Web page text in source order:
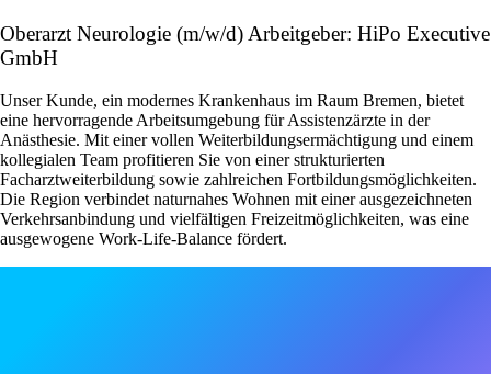
Oberarzt Neurologie (m/w/d) Arbeitgeber: HiPo Executive
GmbH
Unser Kunde, ein modernes Krankenhaus im Raum Bremen, bietet
eine hervorragende Arbeitsumgebung für Assistenzärzte in der
Anästhesie. Mit einer vollen Weiterbildungsermächtigung und einem
kollegialen Team profitieren Sie von einer strukturierten
Facharztweiterbildung sowie zahlreichen Fortbildungsmöglichkeiten.
Die Region verbindet naturnahes Wohnen mit einer ausgezeichneten
Verkehrsanbindung und vielfältigen Freizeitmöglichkeiten, was eine
ausgewogene Work-Life-Balance fördert.